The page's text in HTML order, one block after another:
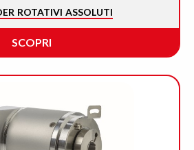
ROTATIVI ASSOLUTI
SCOPRI